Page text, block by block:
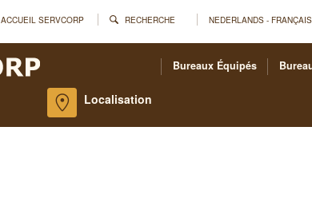
ACCUEIL SERVCORP RECHERCHE NEDERLANDS -
Bureaux Équipés
Localisation